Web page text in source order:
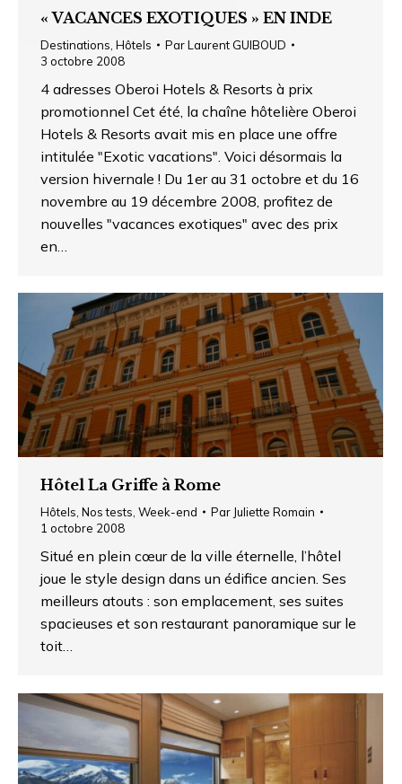
« VACANCES EXOTIQUES » EN INDE
Destinations Hôtels ParLaurent GUIBOUD
3 octobre 2008
4 adresses Oberoi Hotels & Resorts à prix
promotionnel Cet été, la chaîne hôtelière Oberoi
Hotels & Resorts avait mis en place une offre
intitulée "Exotic vacations". Voici désormais la
version hivernale ! Du 1er au 31 octobre et du 16
novembre au 19 décembre 2008, profitez de
nouvelles "vacances exotiques" avec des prix
en…
Hôtel La Griffe à Rome
Hôtels Nos tests Week-end Par Juliette Romain
1 octobre 2008
Situé en plein cœur de la ville éternelle, l’hôtel
joue le style design dans un édifice ancien. Ses
meilleurs atouts : son emplacement, ses suites
spacieuses et son restaurant panoramique sur le
toit…